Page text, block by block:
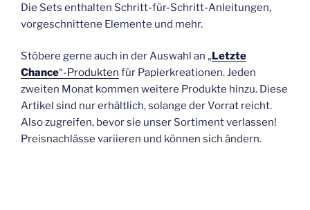
Die Sets enthalten Schritt-für-Schritt-Anleitungen,
vorgeschnittene Elemente und mehr.
Stöbere gerne auch in der Auswahl an „Letzte
Chance“-Produkten für Papierkreationen. Jeden
zweiten Monat kommen weitere Produkte hinzu. Diese
Artikel sind nur erhältlich, solange der Vorrat reicht.
Also zugreifen, bevor sie unser Sortiment verlassen!
Preisnachlässe variieren und können sich ändern.